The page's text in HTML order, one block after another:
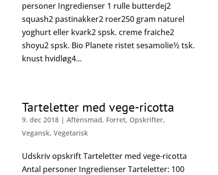
personer Ingredienser 1 rulle butterdej2
squash2 pastinakker2 roer250 gram naturel
yoghurt eller kvark2 spsk. creme fraiche2
shoyu2 spsk. Bio Planete ristet sesamolie½ tsk.
knust hvidløg4...
Tarteletter med vege-ricotta
9. dec 2018| Aftensmad, Forret, Opskrifter,
Vegansk, Vegetarisk
Udskriv opskrift Tarteletter med vege-ricotta
Antal personer Ingredienser Tarteletter: 100